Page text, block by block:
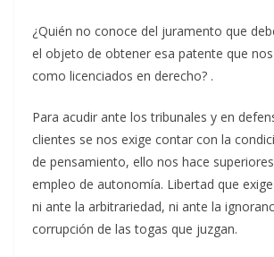
¿Quién no conoce del juramento que
el objeto de obtener esa patente que
como licenciados en derecho? .
Para acudir ante los tribunales y en
clientes se nos exige contar con la
de pensamiento, ello nos hace
empleo de autonomía. Libertad que
ni ante la arbitrariedad, ni ante la
corrupción de las togas que juzgan.